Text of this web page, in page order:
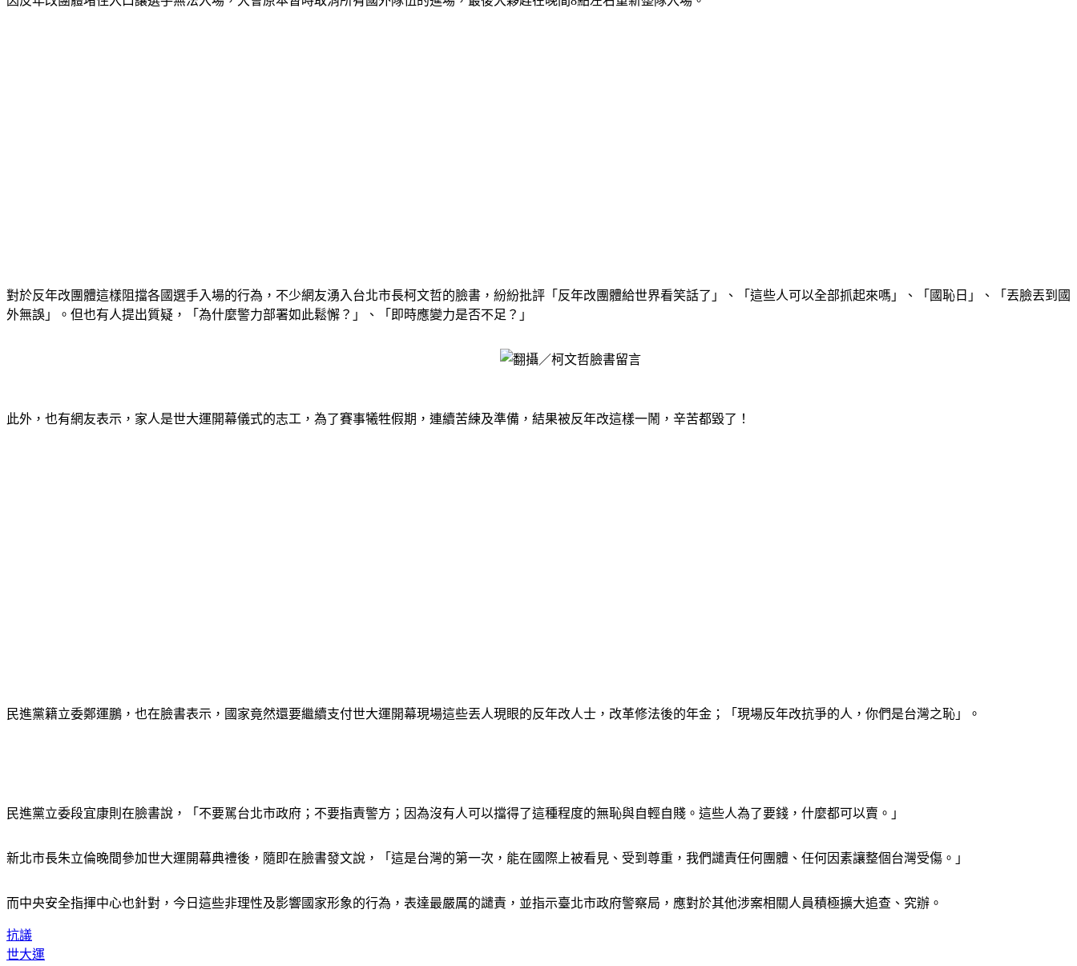
對於反年改團體這樣阻擋各國選手入場的行為，不少網友湧入台北市長柯文哲的臉書，紛紛批評「反年改團體給世界看笑話了」、「這些人可以全部抓起來嗎」、「國恥日」、「丟臉丟到國
外無誤」。但也有人提出質疑，「為什麼警力部署如此鬆懈？」、「即時應變力是否不足？」
此外，也有網友表示，家人是世大運開幕儀式的志工，為了賽事犧牲假期，連續苦練及準備，結果被反年改這樣一鬧，辛苦都毀了！
民進黨籍立委鄭運鵬，也在臉書表示，國家竟然還要繼續支付世大運開幕現場這些丟人現眼的反年改人士，改革修法後的年金；「現場反年改抗爭的人，你們是台灣之恥」。
民進黨立委段宜康則在臉書說，「不要駡台北市政府；不要指責警方；因為沒有人可以擋得了這種程度的無恥與自輕自賤。這些人為了要錢，什麼都可以賣。」
新北市長朱立倫晚間參加世大運開幕典禮後，隨即在臉書發文說，「這是台灣的第一次，能在國際上被看見、受到尊重，我們譴責任何團體、任何因素讓整個台灣受傷。」
而中央安全指揮中心也針對，今日這些非理性及影響國家形象的行為，表達最嚴厲的譴責，並指示臺北市政府警察局，應對於其他涉案相關人員積極擴大追查、究辦。
抗議
世大運